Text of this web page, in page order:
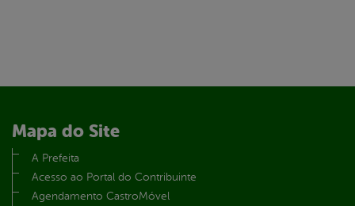
Mapa do Site
A Prefeita
Acesso ao Portal do Contribuinte
Agendamento CastroMóvel